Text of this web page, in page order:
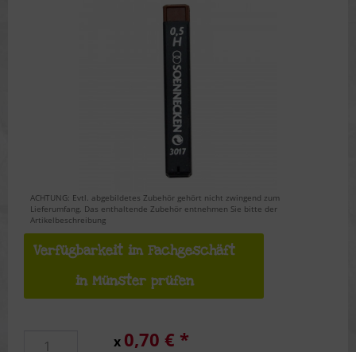
ACHTUNG: Evtl. abgebildetes Zubehör gehört nicht zwingend zum
Lieferumfang. Das enthaltende Zubehör entnehmen Sie bitte der
Artikelbeschreibung
Verfügbarkeit im Fachgeschäft
in Münster prüfen
x 0,70 € *